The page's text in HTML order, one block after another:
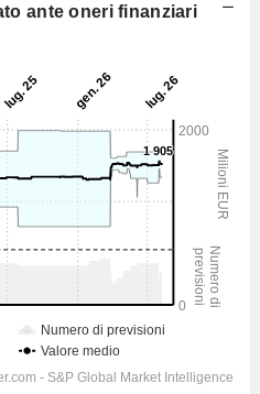
ante oneri finanziari